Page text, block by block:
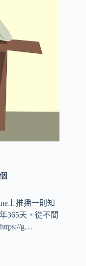
上推播一則知
365天，從不間
g…